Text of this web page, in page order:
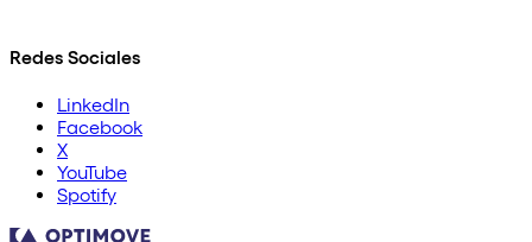
Redes Sociales
LinkedIn
Facebook
X
YouTube
Spotify